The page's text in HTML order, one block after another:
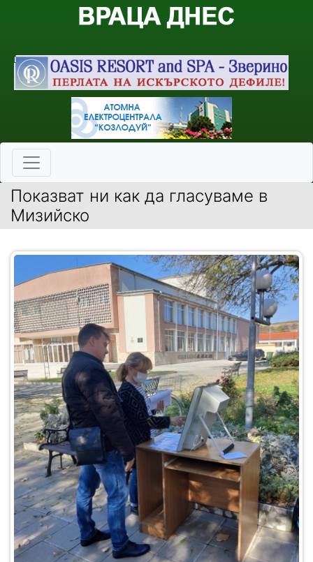
Показват ни как да гласуваме в
Мизийско